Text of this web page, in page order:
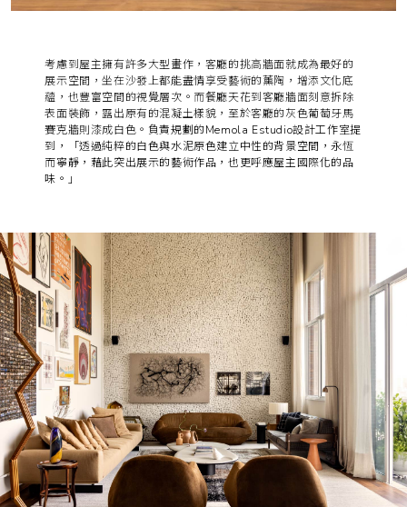
考慮到屋主擁有許多大型畫作，客廳的挑高牆面就成為最好的
展示空間，坐在沙發上都能盡情享受藝術的薰陶，增添文化底
蘊，也豐富空間的視覺層次。而餐廳天花到客廳牆面刻意拆除
表面裝飾，露出原有的混凝土樣貌，至於客廳的灰色葡萄牙馬
賽克牆則漆成白色。 負責規劃的Memola Estudio設計工作室提
到，「透過純粹的白色與水泥原色建立中性的背景空間，永恆
而寧靜，藉此突出展示的藝術作品，也更呼應屋主國際化的品
味。」